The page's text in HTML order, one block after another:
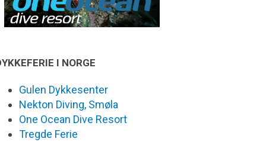
I NORGE
Gulen Dykkesenter
Nekton Diving, Smøla
One Ocean Dive Resort
Tregde Ferie